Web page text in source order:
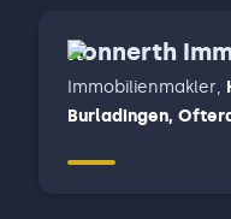
Konnerth
Immobilienmakler,
Burladingen,